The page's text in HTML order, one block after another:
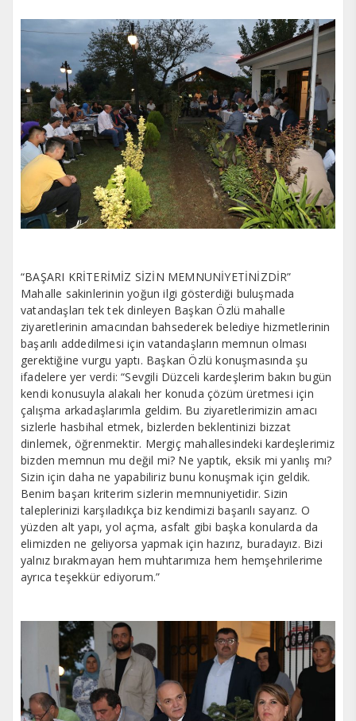
“BAŞARI KRİTERİMİZ SİZİN MEMNUNİYETİNİZDİR”
Mahalle sakinlerinin yoğun ilgi gösterdiği buluşmada
vatandaşları tek tek dinleyen Başkan Özlü mahalle
ziyaretlerinin amacından bahsederek belediye hizmetlerinin
başarılı addedilmesi için vatandaşların memnun olması
gerektiğine vurgu yaptı. Başkan Özlü konuşmasında şu
ifadelere yer verdi: “Sevgili Düzceli kardeşlerim bakın bugün
kendi konusuyla alakalı her konuda çözüm üretmesi için
çalışma arkadaşlarımla geldim. Bu ziyaretlerimizin amacı
sizlerle hasbihal etmek, bizlerden beklentinizi bizzat
dinlemek, öğrenmektir. Mergiç mahallesindeki kardeşlerimiz
bizden memnun mu değil mi? Ne yaptık, eksik mi yanlış mı?
Sizin için daha ne yapabiliriz bunu konuşmak için geldik.
Benim başarı kriterim sizlerin memnuniyetidir. Sizin
taleplerinizi karşıladıkça biz kendimizi başarılı sayarız. O
yüzden alt yapı, yol açma, asfalt gibi başka konularda da
elimizden ne geliyorsa yapmak için hazırız, buradayız. Bizi
yalnız bırakmayan hem muhtarımıza hem hemşehrilerime
ayrıca teşekkür ediyorum.”